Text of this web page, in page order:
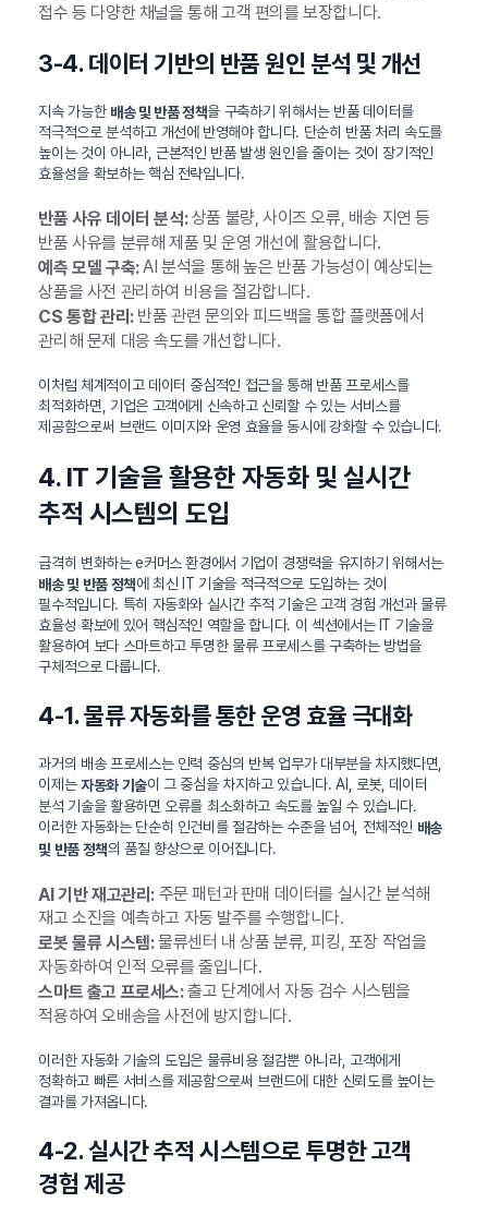
접수 등 다양한 채널을 통해 고객 편의를 보장합니다.
3-4. 데이터 기반의 반품 원인 분석 및 개선
지속 가능한 배송 및 반품 정책을 구축하기 위해서는 반품 데이터를
적극적으로 분석하고 개선에 반영해야 합니다. 단순히 반품 처리 속도를
높이는 것이 아니라, 근본적인 반품 발생 원인을 줄이는 것이 장기적인
효율성을 확보하는 핵심 전략입니다.
반품 사유 데이터 분석:상품 불량, 사이즈 오류, 배송 지연 등
반품 사유를 분류해 제품 및 운영 개선에 활용합니다.
예측 모델 구축:AI 분석을 통해 높은 반품 가능성이 예상되는
상품을 사전 관리하여 비용을 절감합니다.
CS 통합 관리:반품 관련 문의와 피드백을 통합 플랫폼에서
관리해 문제 대응 속도를 개선합니다.
이처럼 체계적이고 데이터 중심적인 접근을 통해 반품 프로세스를
최적화하면, 기업은 고객에게 신속하고 신뢰할 수 있는 서비스를
제공함으로써 브랜드 이미지와 운영 효율을 동시에 강화할 수 있습니다.
4. IT 기술을 활용한 자동화 및 실시간
추적 시스템의 도입
급격히 변화하는 e커머스 환경에서 기업이 경쟁력을 유지하기 위해서는
배송 및 반품 정책에 최신 IT 기술을 적극적으로 도입하는 것이
필수적입니다. 특히 자동화와 실시간 추적 기술은 고객 경험 개선과 물류
효율성 확보에 있어 핵심적인 역할을 합니다. 이 섹션에서는 IT 기술을
활용하여 보다 스마트하고 투명한 물류 프로세스를 구축하는 방법을
구체적으로 다룹니다.
4-1. 물류 자동화를 통한 운영 효율 극대화
과거의 배송 프로세스는 인력 중심의 반복 업무가 대부분을 차지했다면,
이제는자동화 기술이 그 중심을 차지하고 있습니다. AI, 로봇, 데이터
분석 기술을 활용하면 오류를 최소화하고 속도를 높일 수 있습니다.
이러한 자동화는 단순히 인건비를 절감하는 수준을 넘어, 전체적인 배송
및 반품 정책의 품질 향상으로 이어집니다.
AI 기반 재고관리:주문 패턴과 판매 데이터를 실시간 분석해
재고 소진을 예측하고 자동 발주를 수행합니다.
로봇 물류 시스템:물류센터 내 상품 분류, 피킹, 포장 작업을
자동화하여 인적 오류를 줄입니다.
스마트 출고 프로세스:출고 단계에서 자동 검수 시스템을
적용하여 오배송을 사전에 방지합니다.
이러한 자동화 기술의 도입은 물류비용 절감뿐 아니라, 고객에게
정확하고 빠른 서비스를 제공함으로써 브랜드에 대한 신뢰도를 높이는
결과를 가져옵니다.
4-2. 실시간 추적 시스템으로 투명한 고객
경험 제공